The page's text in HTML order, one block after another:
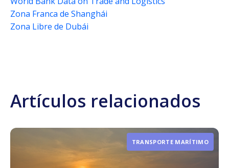
Zona Franca de Shanghái
Zona Libre de Dubái
Artículos relacionados
TRANSPORTE MARÍTIMO